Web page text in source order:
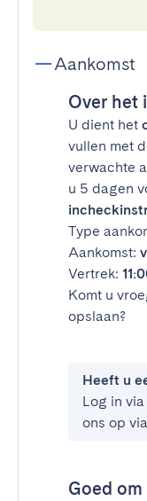
Aankomst
Over het
U dient het
vullen met
verwachte
u 5 dagen
Type
Aankomst:
Vertrek:
Komt u
opslaan?
Heeft u
Log in
ons op
Goed